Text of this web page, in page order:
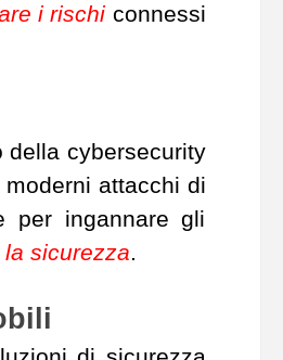
i rischi connessi
della cybersecurity
attacchi di
per ingannare gli
sicurezza.